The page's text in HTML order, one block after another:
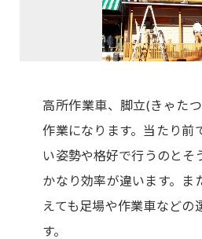
高所作業車、脚立(きゃた
作業になります。当たり前
い姿勢や格好で行うのとそ
かなり効率が違います。ま
えても足場や作業車などの
す。